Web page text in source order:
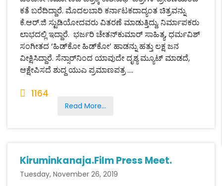
ಕತೆ ಬರೆದಿದ್ದಾರೆ. ಮೊದಲಬಾರಿ ಕರ್ನಾಟಕದಾದ್ಯಂತ ಚಿತ್ರವನ್ನು
ಕೆ.ಆರ್.ಜಿ ಸ್ಟುಡಿಯೋದವರು ವಿತರಣೆ ಮಾಡುತ್ತಿದ್ದು, ನಿರ್ಮಾಪಕರು
ಲಾಭದಲ್ಲಿ ಇದ್ದಾರೆ. ಭರ್ಜರಿ ಚೇತನ್‌ಕುಮಾರ್ ಸಾಹಿತ್ಯ, ಧರ್ಮವಿಶ್
ಸಂಗೀತದ ‘ಹಿಡ್‌ಕೋ ಹಿಡ್‌ಕೋ’ ಹಾಡನ್ನು ಹತ್ತು ಲಕ್ಷ ಜನ
ವೀಕ್ಷಿಸಿದ್ದಾರೆ. ಸೆನ್ಸಾರ್‌ನಿಂದ ಯಾವುದೇ ದೃಶ್ಯ ಮ್ಯೂಟ್ ಮಾಡದೆ,
ಆಕ್ಷೇಪಿಸದೆ ಶುದ್ದ ಯುಎ ಪ್ರಮಾಣಪತ್ರ ....
1164
Read More...
Kiruminkanaja.Film Press Meet.
Tuesday, November 26, 2019